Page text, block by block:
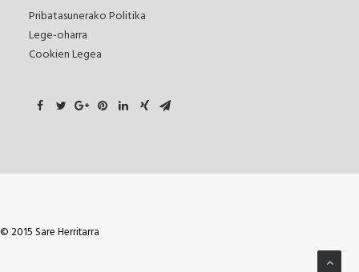
Pribatasunerako Politika
Lege-oharra
Cookien Legea
© 2015 Sare Herritarra